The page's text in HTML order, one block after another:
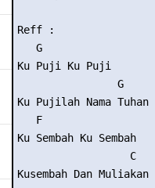
Reff :
   G
Ku Puji Ku Puji
                G
Ku Pujilah Nama Tuhan
   F
Ku Sembah Ku Sembah
                  C
Kusembah Dan Muliakan